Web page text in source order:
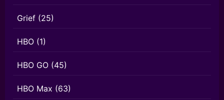
Grief (25)
HBO (1)
HBO GO (45)
HBO Max (63)